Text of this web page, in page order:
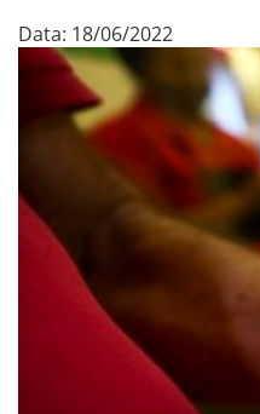
Data: 18/06/2022